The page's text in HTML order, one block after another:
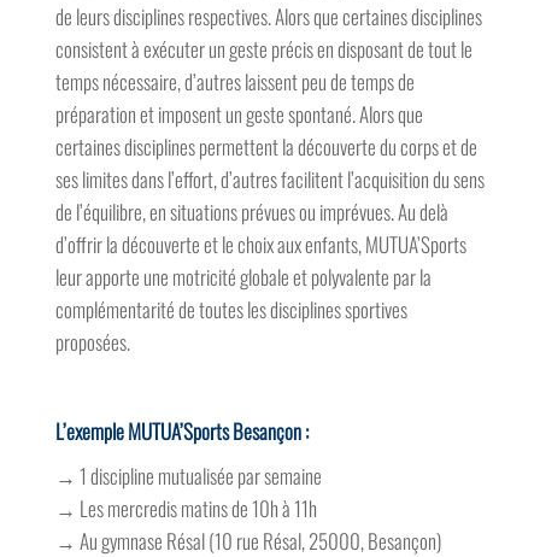
de leurs disciplines respectives. Alors que certaines disciplines
consistent à exécuter un geste précis en disposant de tout le
temps nécessaire, d’autres laissent peu de temps de
préparation et imposent un geste spontané. Alors que
certaines disciplines permettent la découverte du corps et de
ses limites dans l’effort, d’autres facilitent l’acquisition du sens
de l’équilibre, en situations prévues ou imprévues. Au delà
d’offrir la découverte et le choix aux enfants, MUTUA’Sports
leur apporte une motricité globale et polyvalente par la
complémentarité de toutes les disciplines sportives
proposées.
L’exemple MUTUA’Sports Besançon :
→ 1 discipline mutualisée par semaine
→ Les mercredis matins de 10h à 11h
→ Au gymnase Résal (10 rue Résal, 25000, Besançon)